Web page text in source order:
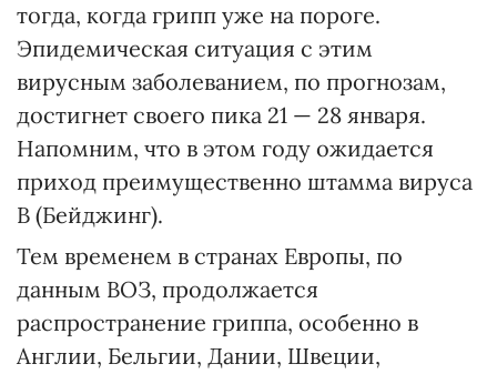
тогда, когда грипп уже на пороге.
Эпидемическая ситуация с этим
вирусным заболеванием, по прогнозам,
достигнет своего пика 21 — 28 января.
Напомним, что в этом году ожидается
приход преимущественно штамма вируса
В (Бейджинг).
Тем временем в странах Европы, по
данным ВОЗ, продолжается
распространение гриппа, особенно в
Англии, Бельгии, Дании, Швеции,